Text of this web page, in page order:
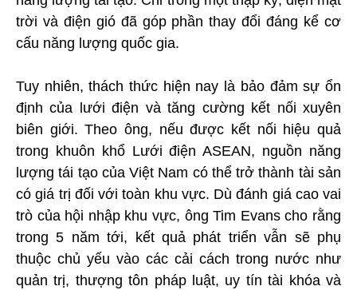
trời và điện gió đã góp phần thay đổi đáng kể cơ
cấu năng lượng quốc gia.
Tuy nhiên, thách thức hiện nay là bảo đảm sự ổn
định của lưới điện và tăng cường kết nối xuyên
biên giới. Theo ông, nếu được kết nối hiệu quả
trong khuôn khổ Lưới điện ASEAN, nguồn năng
lượng tái tạo của Việt Nam có thể trở thành tài sản
có giá trị đối với toàn khu vực. Dù đánh giá cao vai
trò của hội nhập khu vực, ông Tim Evans cho rằng
trong 5 năm tới, kết quả phát triển vẫn sẽ phụ
thuộc chủ yếu vào các cải cách trong nước như
quản trị, thượng tôn pháp luật, uy tín tài khóa và